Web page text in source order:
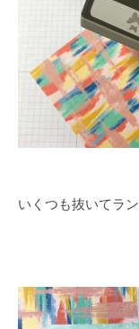
いくつも抜いてラ